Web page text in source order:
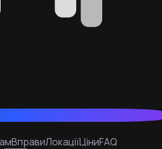
ВправиЛокаціїЦіниFAQ